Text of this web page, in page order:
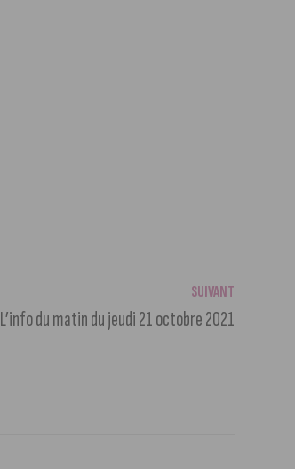
SUIVANT
L’info du matin du jeudi 21 octobre 2021